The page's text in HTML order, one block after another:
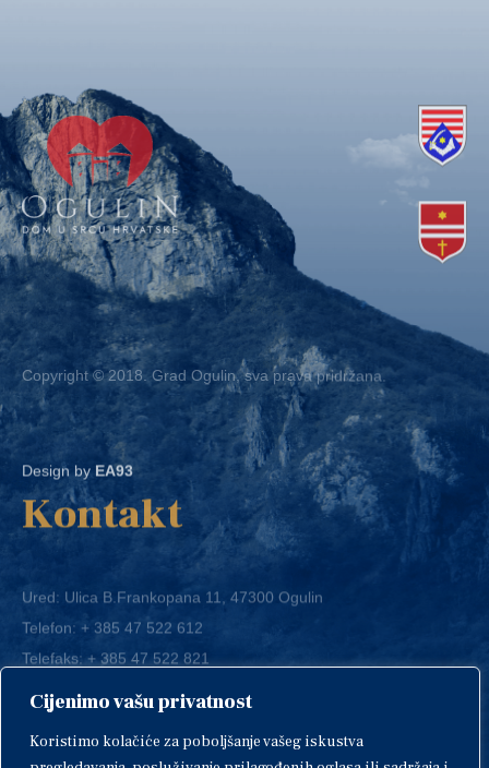
Cijenimo vašu privatnost
Koristimo kolačiće za poboljšanje vašeg iskustva
Copyright © 2018. Grad Ogulin, sva prava pridržana.
Design by EA93
Kontakt
Ured: Ulica B.Frankopana 11, 47300 Ogulin
Telefon:+ 385 47 522 612
Telefaks:+ 385 47 522 821
E-mail:grad-ogulin@ogulin.hr
IBAN: HR1424020061829700009